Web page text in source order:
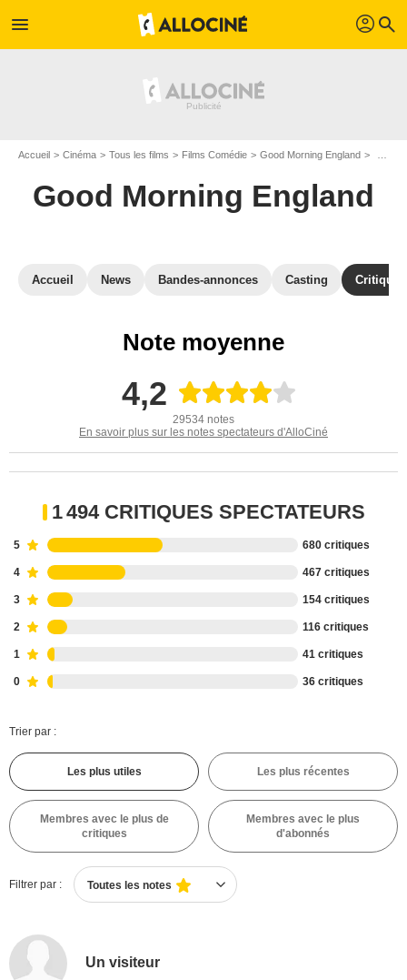
menu profil search
Accueil Cinéma Tous les films Films Comédie Good Morning England
Good Morning England
Accueil News Bandes-annonces Casting
Note moyenne
4,2
29534 notes
En savoir plus sur les notes spectateurs d'AlloCiné
1 494 CRITIQUES SPECTATEURS
5 680 critiques
4 467 critiques
3 154 critiques
2 116 critiques
1 41 critiques
0 36 critiques
Trier par :
Les plus utiles Les plus récentes
Membres avec le plus de
critiques
Membres avec le plus
d'abonnés
Filtrer par : Toutes les notes
Un visiteur